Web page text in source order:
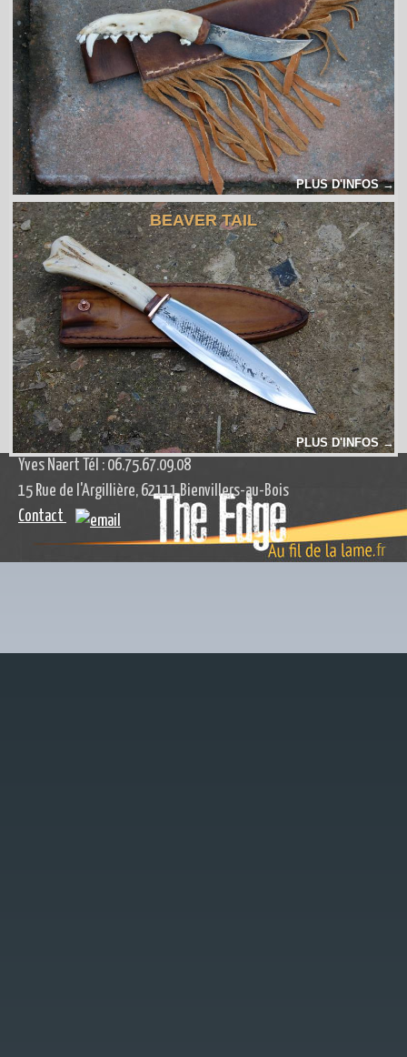
PLUS D'INFOS →
BEAVER TAIL
PLUS D'INFOS →
Yves Naert Tél : 06.75.67.09.08
15 Rue de l'Argillière, 62111 Bienvillers-au-Bois
Contact
ADMIN